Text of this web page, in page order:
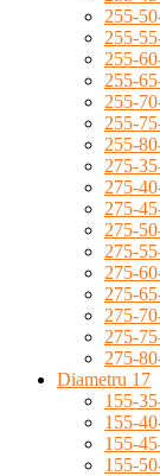
255-
255-
255-
255-
255-
255-
255-
275-
275-
275-
275-
275-
275-
275-
275-
275-
275-
Diametru 17
155-
155-
155-
155-